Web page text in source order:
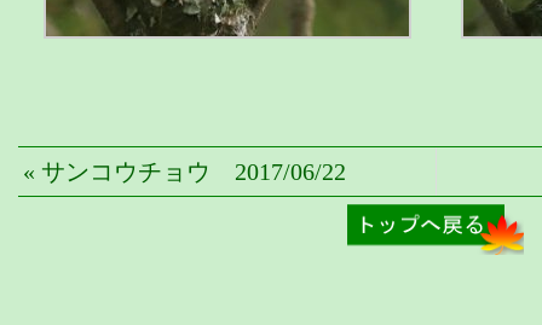
« サンコウチョウ 2017/06/22